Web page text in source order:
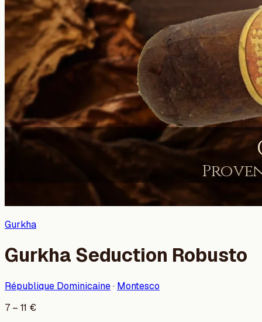
Gurkha
Gurkha Seduction Robusto
République Dominicaine· Montesco
7 – 11 €